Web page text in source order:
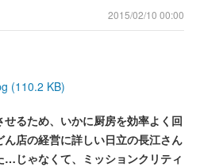
2015/02/10 00:00
(110.2 KB)
るため、いかに厨房を効率よく回
店の経営に詳しい日立の長江さん
…じゃなくて、ミッションクリティ